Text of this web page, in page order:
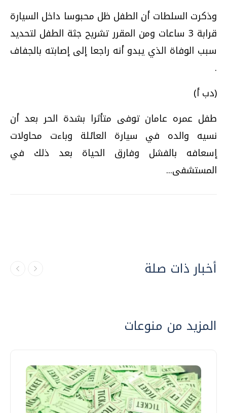
وذكرت السلطات أن الطفل ظل محبوسا داخل السيارة
قرابة 3 ساعات ومن المقرر تشريح جثة الطفل لتحديد
سبب الوفاة الذي يبدو أنه راجعا إلى إصابته بالجفاف
.
(دب أ)
طفل عمره عامان توفى متأثرا بشدة الحر بعد أن
نسيه والده في سيارة العائلة وباءت محاولات
إسعافه بالفشل وفارق الحياة بعد ذلك في
المستشفى...
أخبار ذات صلة
المزيد من منوعات